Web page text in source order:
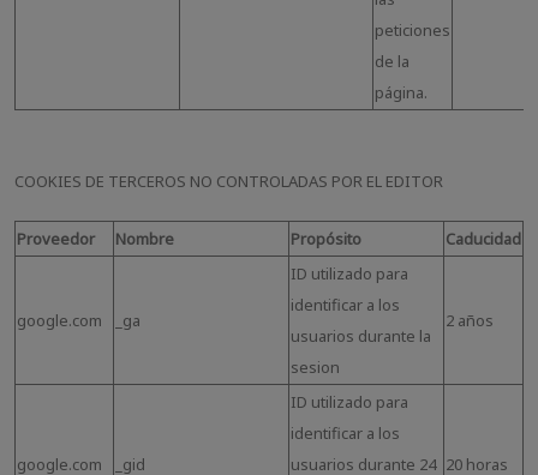
peticiones
de la
página.
COOKIES DE TERCEROS NO CONTROLADAS POR EL EDITOR
Proveedor Nombre Propósito Caducidad
google.com _ga
ID utilizado para
identificar a los
usuarios durante la
sesion
2 años
google.com _gid
ID utilizado para
identificar a los
usuarios durante 24 20 horas